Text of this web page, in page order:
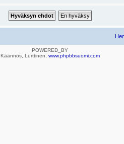
POWERED_BY
Käännös, Lurttinen, www.phpbbsuomi.com